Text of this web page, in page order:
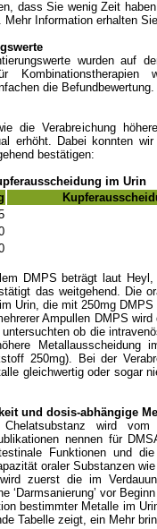
dass Sie wenig Zeit
Information erhalten
wurden auf
die Befundbewertung.
die Verabreichung
erhöht. Dabei konnten
bestätigen:
im Urin
DMPS beträgt laut
das weitgehend. Die
Urin, die mit 250mg
Ampullen DMPS
ob die
250mg). Bei der
gleichwertig oder sogar
und dosis-abhängige
wird vom
nennen für
Funktionen und
oraler Substanzen
zuerst die im
‘Darmsanierung’ vor
bestimmter Metalle im
Tabelle zeigt, ein Mehr